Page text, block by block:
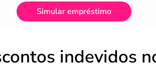
Simular empréstimo
indevidos